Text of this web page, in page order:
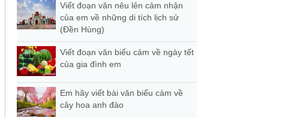
Viết đoạn văn nêu lên cảm nhận
của em về những di tích lịch sử
(Đền Hùng)
Viết đoạn văn biểu cảm về ngày tết
của gia đình em
Em hãy viết bài văn biểu cảm về
cây hoa anh đào